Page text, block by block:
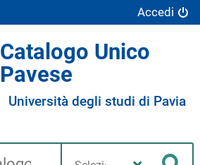
Accedi
Catalogo Unico
Pavese
Università degli studi di Pavia